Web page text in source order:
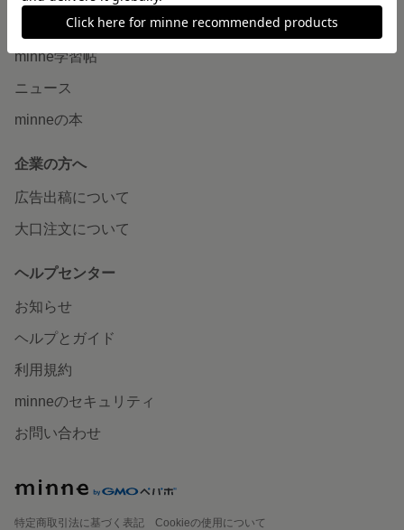
minneとものづくりと
minne学習帖
ニュース
minneの本
企業の方へ
広告出稿について
大口注文について
ヘルプセンター
お知らせ
ヘルプとガイド
利用規約
minneのセキュリティ
お問い合わせ
特定商取引法に基づく表記
Cookieの使用について